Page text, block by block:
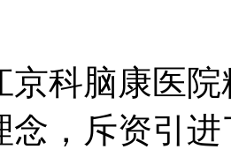
脑康医院
念，斥资引